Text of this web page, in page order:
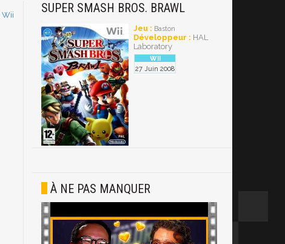
Wii SUPER SMASH BROS. BRAWL
Jeu : Baston
Développeur : HAL
Laboratory
27 Juin 2008
À NE PAS MANQUER